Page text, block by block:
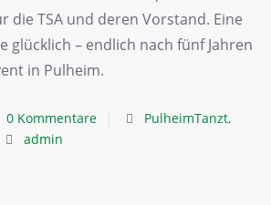
die TSA und deren Vorstand. Eine
glücklich – endlich nach fünf Jahren
in Pulheim.
0 Kommentare PulheimTanzt,
admin